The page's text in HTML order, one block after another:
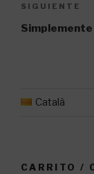
Siguiente
entrada
SIGUIENTE
Català
CARRITO /